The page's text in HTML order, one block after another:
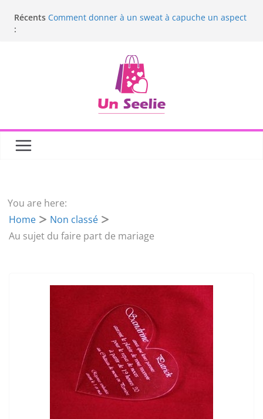
Récents
:
Comment donner à un sweat à capuche un aspect
Comment choisir des objets ergonomiques
adaptés à vos besoins quotidiens ?
Le polo inspiré du sport : une pièce forte à
Les 6 sacs banane les plus tendance
You are here:
Home
Non classé
Au sujet du faire part de mariage